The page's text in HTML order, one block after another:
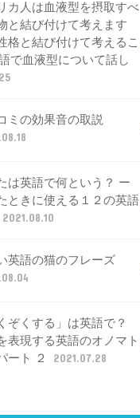
カ人は血液型を摂取すべ
と結び付けて考えます
格と結び付けて考えるこ
で血液型について話し
ミの効果音の取説
は英語で何という？ ー
ときに使える１２の英語
2021.08.10
英語の猫のフレーズ
ぞくする」は英語で？
表現する英語のオノマト
ト ２
2021.07.28